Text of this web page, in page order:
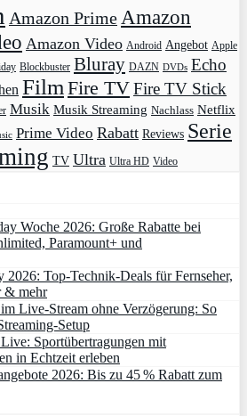
Amazon PrimeAmazon
Amazon Video Android Angebot Apple
Blockbuster Bluray DAZN DVDs Echo
Film Fire TVFire TV Stick
Musik Musik Streaming Nachlass Netflix
Prime Video Rabatt Reviews Serie
TV Ultra Ultra HD Video
Woche 2026: Große Rabatte bei
Paramount+ und
2026: Top-Technik-Deals für Fernseher,
& mehr
Live-Stream ohne Verzögerung: So
Setup
Sportübertragungen mit
in Echtzeit erleben
2026: Bis zu 45 % Rabatt zum